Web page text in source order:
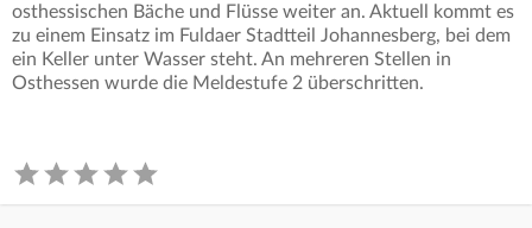
osthessischen Bäche und Flüsse weiter an. Aktuell kommt es
zu einem Einsatz im Fuldaer Stadtteil Johannesberg, bei dem
ein Keller unter Wasser steht. An mehreren Stellen in
Osthessen wurde die Meldestufe 2 überschritten.